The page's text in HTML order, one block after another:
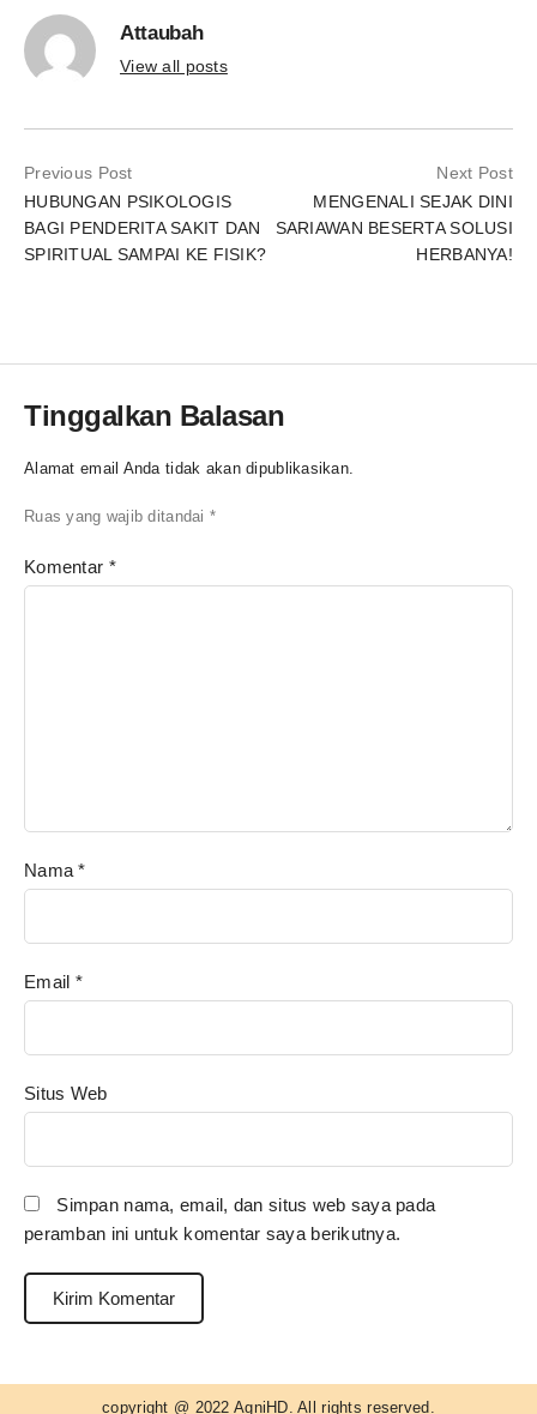
Attaubah
View all posts
Previous Post
HUBUNGAN PSIKOLOGIS
BAGI PENDERITA SAKIT DAN
SPIRITUAL SAMPAI KE FISIK?
Next Post
MENGENALI SEJAK DINI
SARIAWAN BESERTA SOLUSI
HERBANYA!
Tinggalkan Balasan
Alamat email Anda tidak akan dipublikasikan.
Ruas yang wajib ditandai *
Komentar *
Nama*
Email *
Situs Web
Simpan nama, email, dan situs web saya pada
peramban ini untuk komentar saya berikutnya.
copyright @ 2022 AgniHD. All rights reserved.